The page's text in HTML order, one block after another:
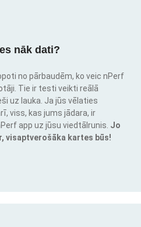
nāk dati?
no pārbaudēm, ko veic nPerf
Tie ir testi veikti reālā
uz lauka. Ja jūs vēlaties
viss, kas jums jādara, ir
app uz jūsu viedtālrunis. Jo
visaptverošāka kartes būs!